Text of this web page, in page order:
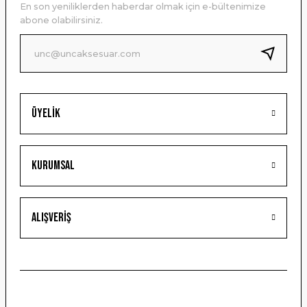
Ürün bilgilerinde hatalar bulunuyor.
Ürün fiyatı diğer sitelerden daha pahalı.
Bu ürüne benzer farklı alternatifler olmalı.
Gönder
Üyelik
Kurumsal
Alışveriş
En son yeniliklerden haberdar olmak için e-bültenimize
abone olabilirsiniz.